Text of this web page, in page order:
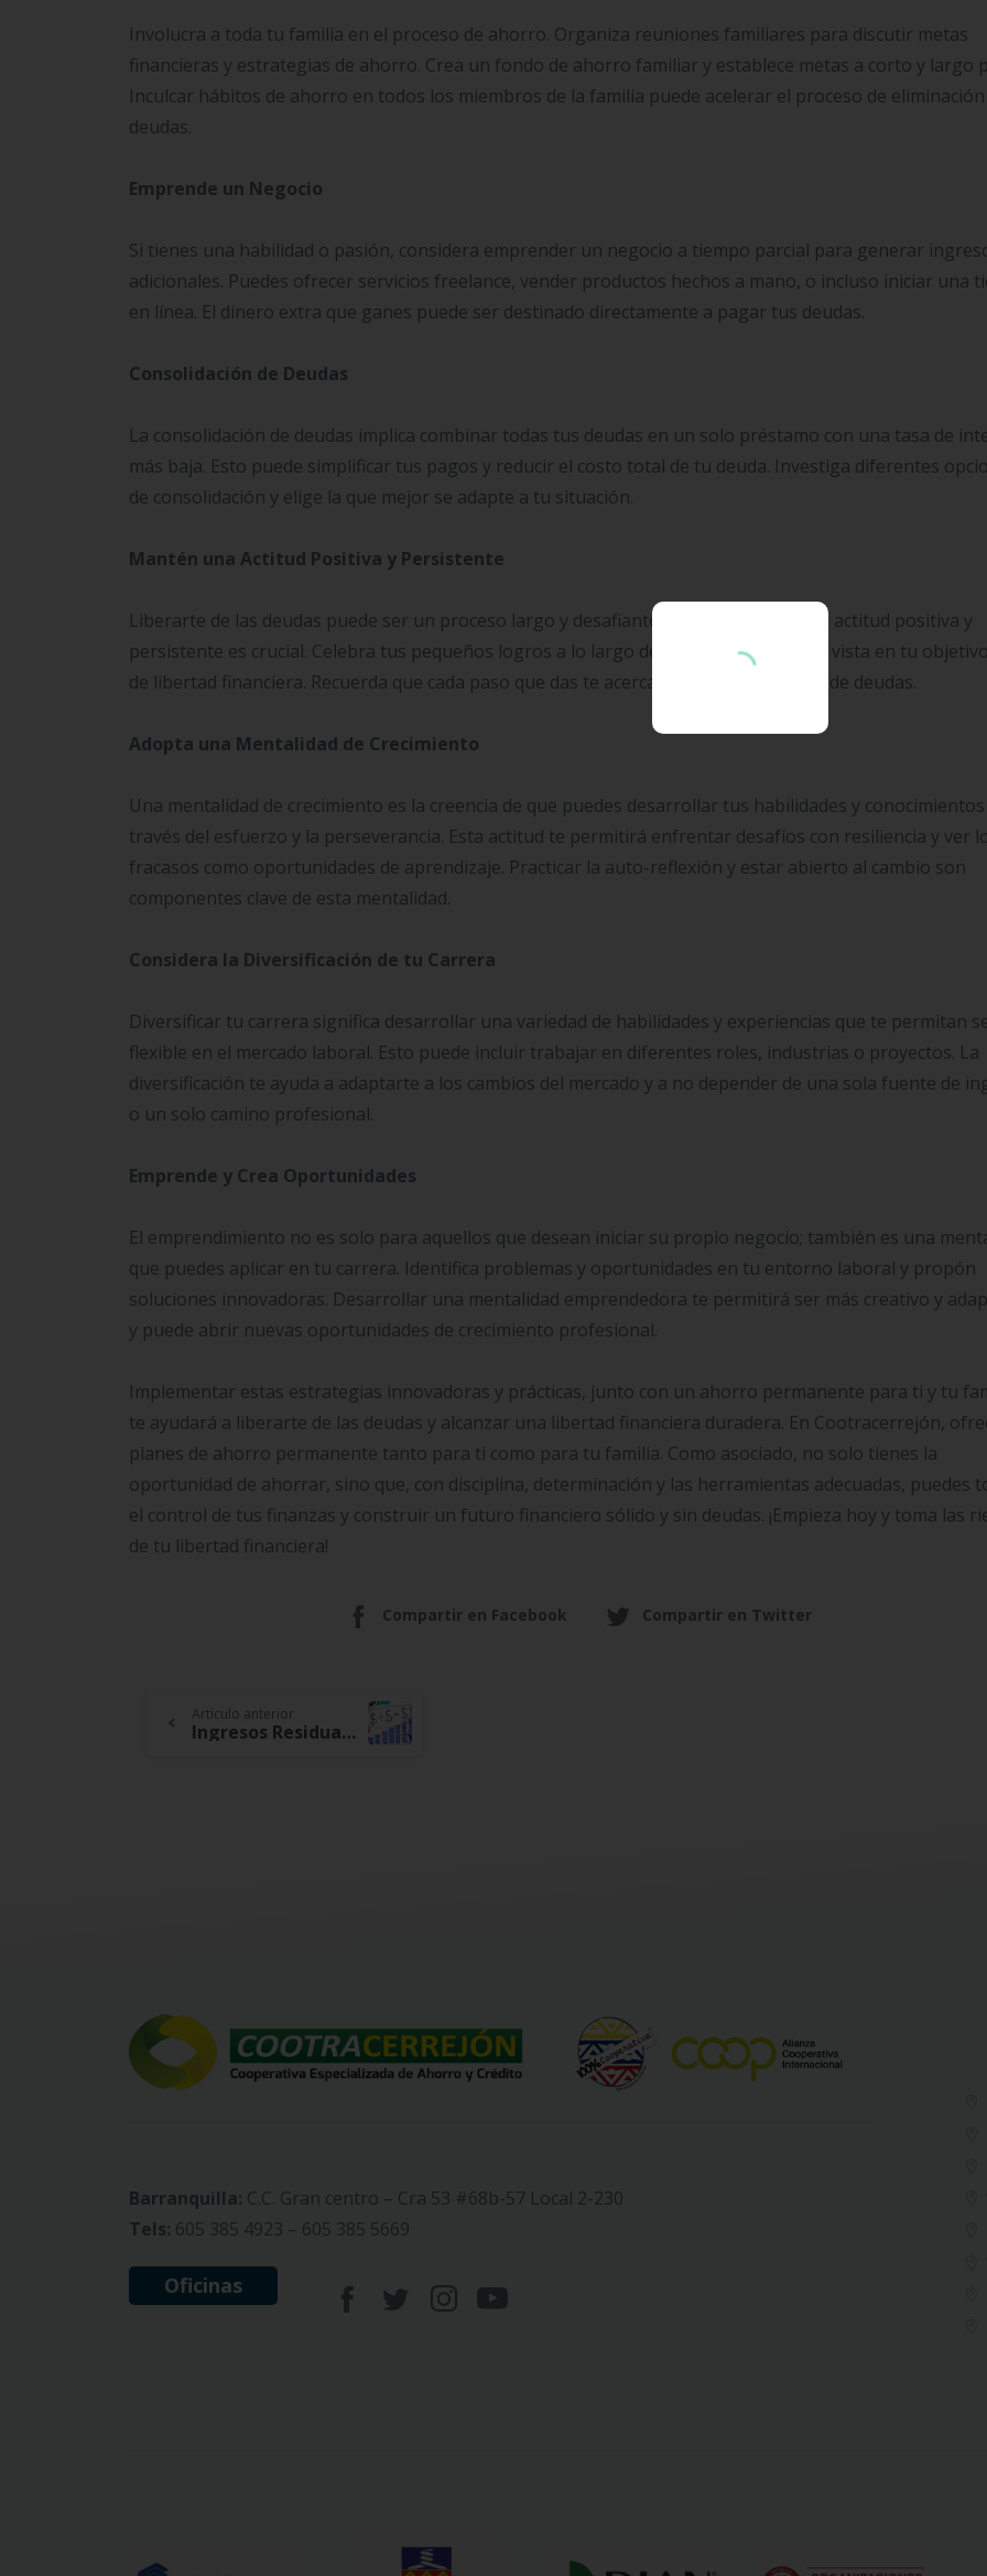
Involucra a toda tu familia en el proceso de ahorro. Organiza reuniones familiares para discutir metas
financieras y estrategias de ahorro. Crea un fondo de ahorro familiar y establece metas a corto y largo
Inculcar hábitos de ahorro en todos los miembros de la familia puede acelerar el proceso de eliminación
deudas.
Emprende un Negocio
Si tienes una habilidad o pasión, considera emprender un negocio a tiempo parcial para generar
adicionales. Puedes ofrecer servicios freelance, vender productos hechos a mano, o incluso iniciar una
en línea. El dinero extra que ganes puede ser destinado directamente a pagar tus deudas.
Consolidación de Deudas
La consolidación de deudas implica combinar todas tus deudas en un solo préstamo con una tasa de
más baja. Esto puede simplificar tus pagos y reducir el costo total de tu deuda. Investiga diferentes
de consolidación y elige la que mejor se adapte a tu situación.
Mantén una Actitud Positiva y Persistente
Liberarte de las deudas puede ser un proceso largo y desafiante, pero mantener una actitud positiva y
persistente es crucial. Celebra tus pequeños logros a lo largo del camino y mantén la vista en tu
de libertad financiera. Recuerda que cada paso que das te acerca más a una vida libre de deudas.
Adopta una Mentalidad de Crecimiento
Una mentalidad de crecimiento es la creencia de que puedes desarrollar tus habilidades y conocimientos
través del esfuerzo y la perseverancia. Esta actitud te permitirá enfrentar desafíos con resiliencia y ver
fracasos como oportunidades de aprendizaje. Practicar la auto-reflexión y estar abierto al cambio son
componentes clave de esta mentalidad.
Considera la Diversificación de tu Carrera
Diversificar tu carrera significa desarrollar una variedad de habilidades y experiencias que te permitan
flexible en el mercado laboral. Esto puede incluir trabajar en diferentes roles, industrias o proyectos. La
diversificación te ayuda a adaptarte a los cambios del mercado y a no depender de una sola fuente de
o un solo camino profesional.
Emprende y Crea Oportunidades
El emprendimiento no es solo para aquellos que desean iniciar su propio negocio; también es una
que puedes aplicar en tu carrera. Identifica problemas y oportunidades en tu entorno laboral y propón
soluciones innovadoras. Desarrollar una mentalidad emprendedora te permitirá ser más creativo y
y puede abrir nuevas oportunidades de crecimiento profesional.
Implementar estas estrategias innovadoras y prácticas, junto con un ahorro permanente para ti y tu
te ayudará a liberarte de las deudas y alcanzar una libertad financiera duradera. En Cootracerrejón,
planes de ahorro permanente tanto para ti como para tu familia. Como asociado, no solo tienes la
oportunidad de ahorrar, sino que, con disciplina, determinación y las herramientas adecuadas, puedes
el control de tus finanzas y construir un futuro financiero sólido y sin deudas. ¡Empieza hoy y toma las
de tu libertad financiera!
Compartir en Facebook Compartir en Twitter
Continue
Artículo anterior
Ingresos Residuales, Conoce Cómo Crear un Flujo Constante de Ganancias
Barranquilla: C.C. Gran centro – Cra 53 #68b-57 Local 2-230
Tels: 605 385 4923 – 605 385 5669
Oficinas